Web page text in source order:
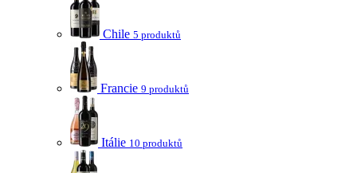
Chile 5 produktů
Francie 9 produktů
Itálie 10 produktů